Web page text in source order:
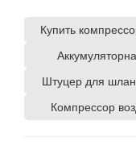
Купить
Штуцер для
Компрессор